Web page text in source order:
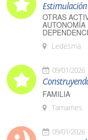
OTRAS
AUTONOMÍA
Ledesma
09/01/2026
FAMILIA
Tamames
09/01/2026